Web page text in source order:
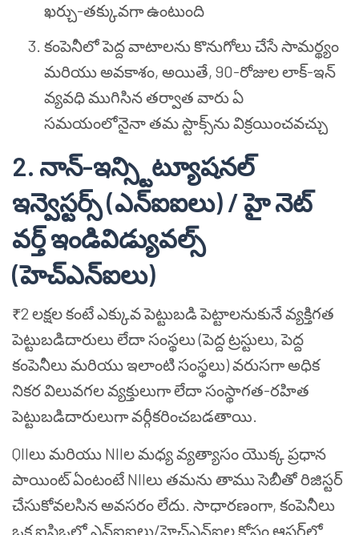
ఖర్చు-తక్కువగా ఉంటుంది
కంపెనీలో పెద్ద వాటాలను కొనుగోలు చేసే సామర్థ్యం
మరియు అవకాశం, అయితే, 90-రోజుల లాక్-ఇన్
వ్యవధి ముగిసిన తర్వాత వారు ఏ
సమయంలోనైనా తమ స్టాక్స్‌ను విక్రయించవచ్చు
2. నాన్-ఇన్స్టిట్యూషనల్
ఇన్వెస్టర్స్ (ఎన్ఐఐలు) / హై నెట్
వర్త్ ఇండివిడ్యువల్స్
(హెచ్ఎన్ఐలు)
₹2 లక్షల కంటే ఎక్కువ పెట్టుబడి పెట్టాలనుకునే వ్యక్తిగత
పెట్టుబడిదారులు లేదా సంస్థలు (పెద్ద ట్రస్టులు, పెద్ద
కంపెనీలు మరియు ఇలాంటి సంస్థలు) వరుసగా అధిక
నికర విలువగల వ్యక్తులుగా లేదా సంస్థాగత-రహిత
పెట్టుబడిదారులుగా వర్గీకరించబడతాయి.
QIIలు మరియు NIIల మధ్య వ్యత్యాసం యొక్క ప్రధాన
పాయింట్ ఏంటంటే NIIలు తమను తాము సెబీతో రిజిస్టర్
చేసుకోవలసిన అవసరం లేదు. సాధారణంగా, కంపెనీలు
ఒక ఐపిఒలో ఎన్ఐఐలు/హెచ్ఎన్ఐల కోసం ఆఫర్‌లో